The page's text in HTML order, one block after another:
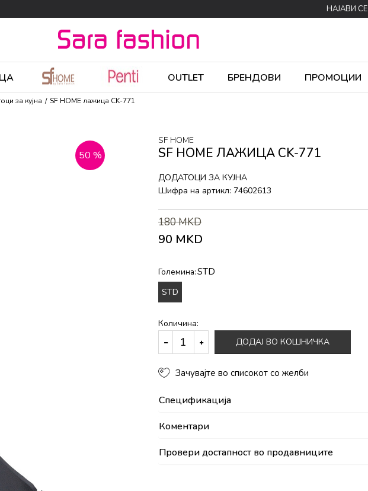
НАЈАВИ СЕ
OUTLET БРЕНДОВИ ПРОМОЦИИ
за кујна SF HOME лажица CK-771
50 %
SF HOME
SF HOME ЛАЖИЦА CK-771
ДОДАТОЦИ ЗА КУЈНА
Шифра на артикл: 74602613
180MKD
90 MKD
Големина:STD
STD
Количина:
ДОДАЈ ВО КОШНИЧКА
Зачувајте во списокот со желби
Спецификација
Коментари
Провери достапност во продавниците